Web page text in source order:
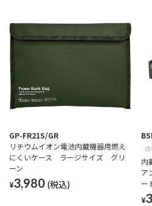
GP-FR21S/GR
リチウムイオン電池内蔵機器用燃え
にくいケース ラージサイズ グリ
ーン
¥3,980
（
内
ア
ー
¥